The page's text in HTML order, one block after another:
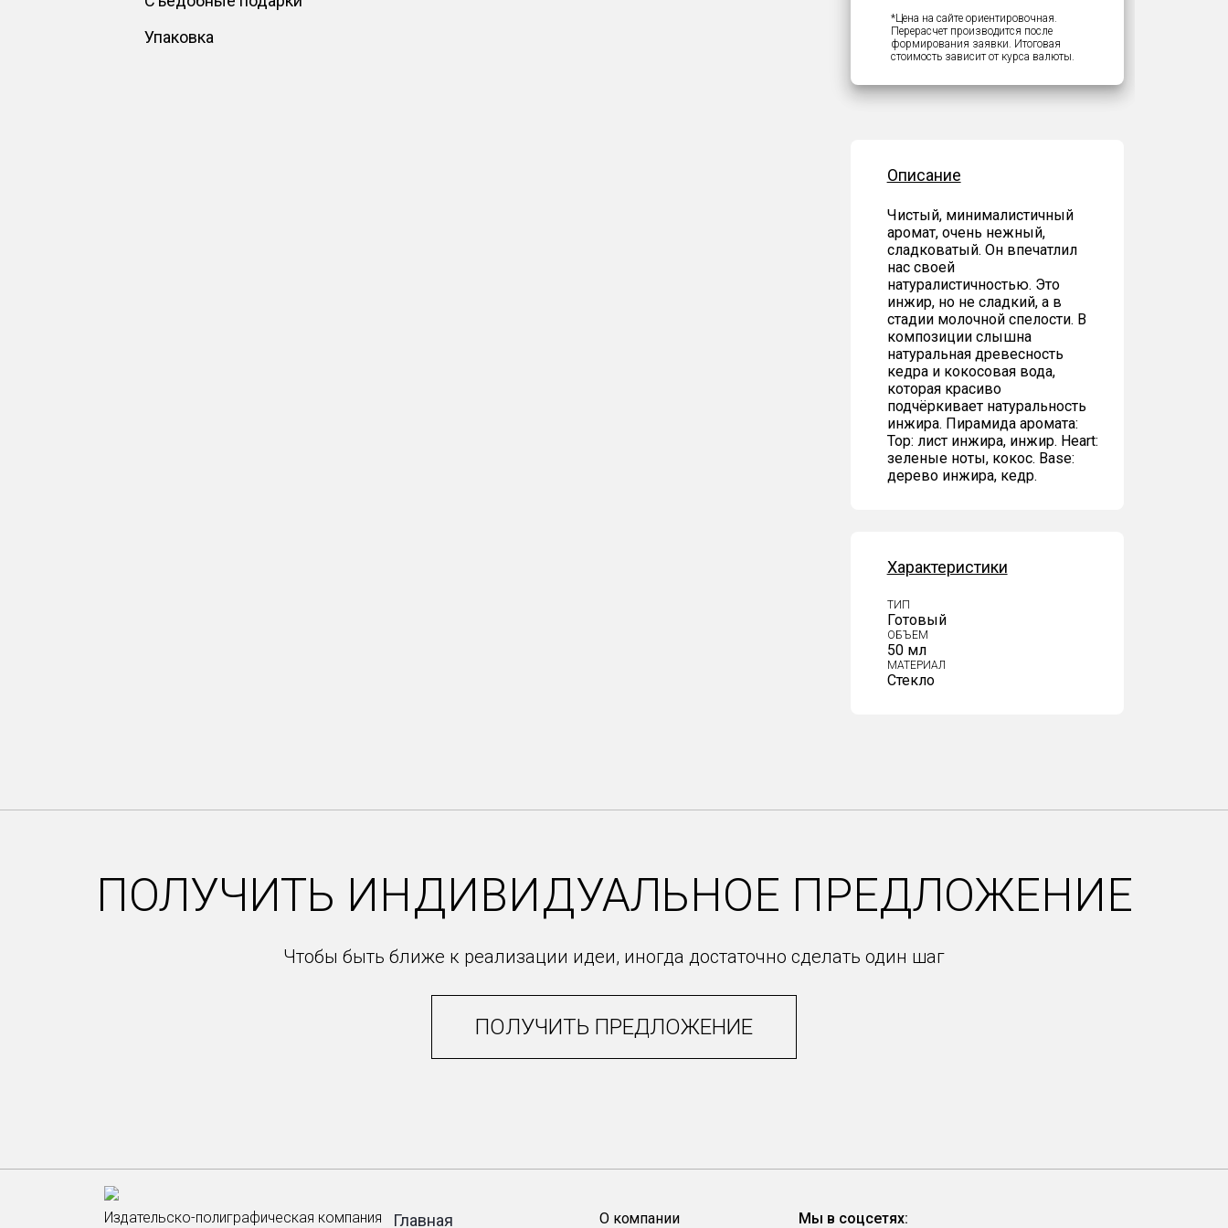
Упаковка
*Цена на сайте ориентировочная.
Перерасчет производится после
формирования заявки. Итоговая
стоимость зависит от курса валюты.
Описание
Чистый, минималистичный
аромат, очень нежный,
сладковатый. Он впечатлил
нас своей
натуралистичностью. Это
инжир, но не сладкий, а в
стадии молочной спелости. В
композиции слышна
натуральная древесность
кедра и кокосовая вода,
которая красиво
подчёркивает натуральность
инжира. Пирамида аромата:
Top: лист инжира, инжир. Heart:
зеленые ноты, кокос. Base:
дерево инжира, кедр.
Характеристики
ТИП
Готовый
ОБЪЕМ
50 мл
МАТЕРИАЛ
Стекло
ПОЛУЧИТЬ ИНДИВИДУАЛЬНОЕ ПРЕДЛОЖЕНИЕ
Чтобы быть ближе к реализации идеи, иногда достаточно сделать один шаг
ПОЛУЧИТЬ ПРЕДЛОЖЕНИЕ
Издательско-полиграфическая компания Главная О компании Мы в соцсетях: